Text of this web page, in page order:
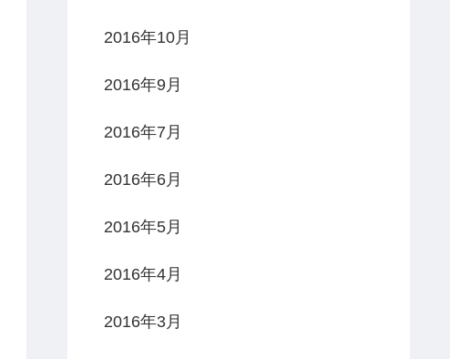
2016年10月
2016年9月
2016年7月
2016年6月
2016年5月
2016年4月
2016年3月